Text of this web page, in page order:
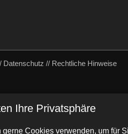
Datenschutz // Rechtliche Hinweise
Ihre Privatsphäre
gerne Cookies verwenden, um für